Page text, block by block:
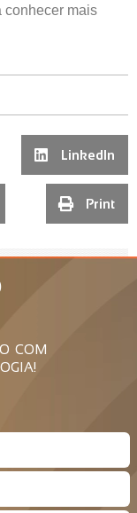
conhecer mais
LinkedIn
Print
COM